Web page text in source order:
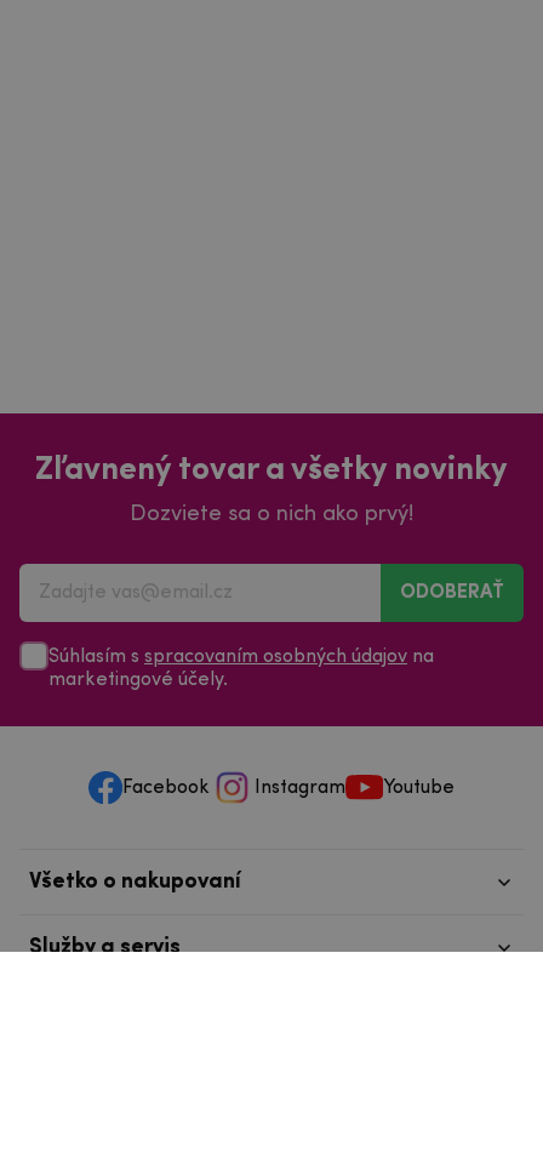
Zľavnený tovar a všetky novinky
Dozviete sa o nich ako prvý!
ODOBERAŤ
Súhlasím s spracovaním osobných údajov na
marketingové účely.
Facebook Instagram Youtube
Všetko o nakupovaní
Služby a servis